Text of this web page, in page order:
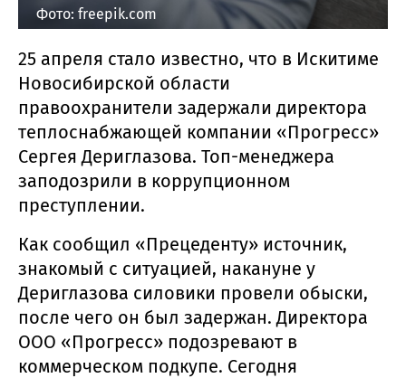
Фото: freepik.com
25 апреля стало известно, что в Искитиме
Новосибирской области
правоохранители задержали директора
теплоснабжающей компании «Прогресс»
Сергея Дериглазова. Топ-менеджера
заподозрили в коррупционном
преступлении.
Как сообщил «Прецеденту» источник,
знакомый с ситуацией, накануне у
Дериглазова силовики провели обыски,
после чего он был задержан. Директора
ООО «Прогресс» подозревают в
коммерческом подкупе. Сегодня